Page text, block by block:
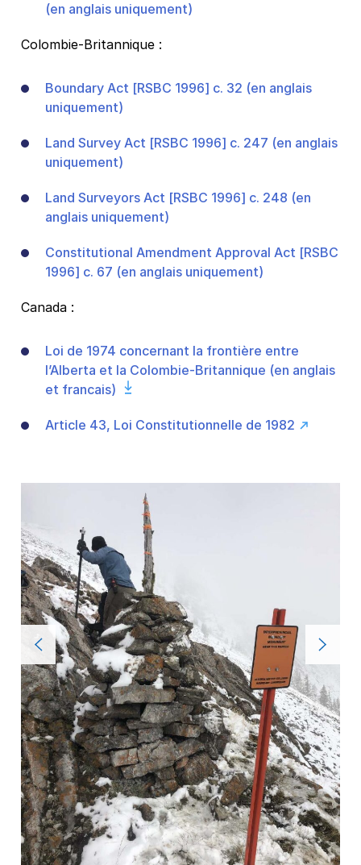
(en anglais uniquement)
Colombie-Britannique :
Boundary Act [RSBC 1996] c. 32 (en anglais
uniquement)
Land Survey Act [RSBC 1996] c. 247 (en anglais
uniquement)
Land Surveyors Act [RSBC 1996] c. 248 (en
anglais uniquement)
Constitutional Amendment Approval Act [RSBC
1996] c. 67 (en anglais uniquement)
Canada :
Loi de 1974 concernant la frontière entre
l’Alberta et la Colombie-Britannique (en anglais
et francais)
Article 43, Loi Constitutionnelle de 1982